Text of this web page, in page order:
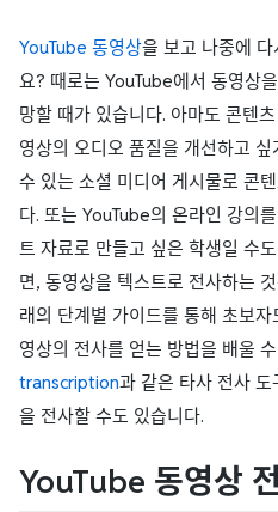
YouTube 동영상을 보고 나중에
요? 때로는 YouTube에서 동영상
망할 때가 있습니다. 아마도 콘텐
영상의 오디오 품질을 개선하고
수 있는 소셜 미디어 게시물로 콘
다. 또는 YouTube의 온라인 강의
트 자료로 만들고 싶은 학생일 수
면, 동영상을 텍스트로 전사하는
래의 단계별 가이드를 통해 초보
영상의 전사를 얻는 방법을 배울
transcription과 같은 타사 전사
을 전사할 수도 있습니다.
YouTube 동영상